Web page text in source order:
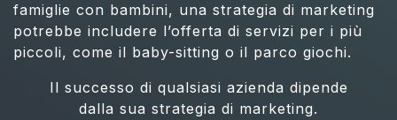
famiglie con bambini, una strategia di marketing
potrebbe includere l’offerta di servizi per i più
piccoli, come il baby-sitting o il parco giochi.
Il successo di qualsiasi azienda dipende
dalla sua strategia di marketing.